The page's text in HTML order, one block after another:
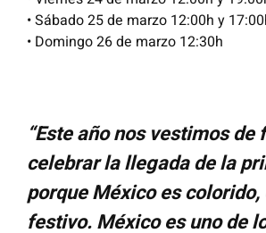
• Sábado 25 de marzo 12:00h y
• Domingo 26 de marzo 12:30h
“Este año nos vestimos de
celebrar la llegada de la
porque México es
festivo. México es uno de